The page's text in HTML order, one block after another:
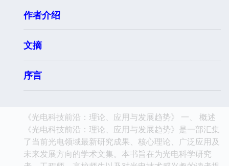
作者介绍
文摘
序言
《光电科技前沿：理论、应用与发展趋势》 一、 概述
《光电科技前沿：理论、应用与发展趋势》是一部汇集
了当前光电领域最新研究成果、核心理论、广泛应用及
未来发展方向的学术文集。本书旨在为光电科学研究